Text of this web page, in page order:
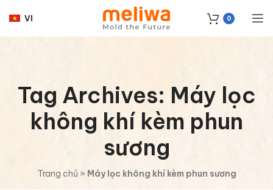
VI 0
Tag Archives: Máy lọc
không khí kèm phun
sương
Trang chủ » Máy lọc không khí kèm phun sương